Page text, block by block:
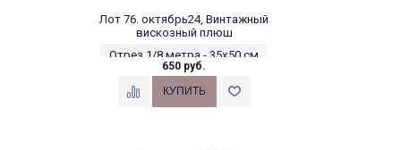
Лот 76. октябрь24, Винтажный
вискозный плюш
Отрез 1/8 метра - 35х50 см
650 руб.